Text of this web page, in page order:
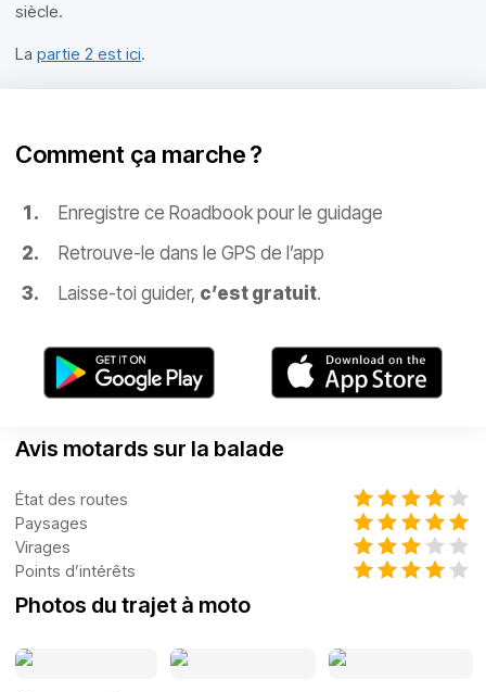
siècle.
La partie 2 est ici.
Comment ça marche ?
Enregistre ce Roadbook pour le guidage
Retrouve-le dans le GPS de l’app
Laisse-toi guider, c’est gratuit.
Avis motards sur la balade
État des routes
Paysages
Virages
Points d’intérêts
Photos du trajet à moto